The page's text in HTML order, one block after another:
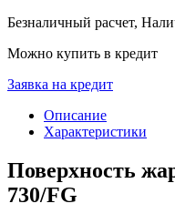
Безналичный расчет,
Можно купить в кредит
Заявка на кредит
Описание
Характеристики
Поверхность
730/FG